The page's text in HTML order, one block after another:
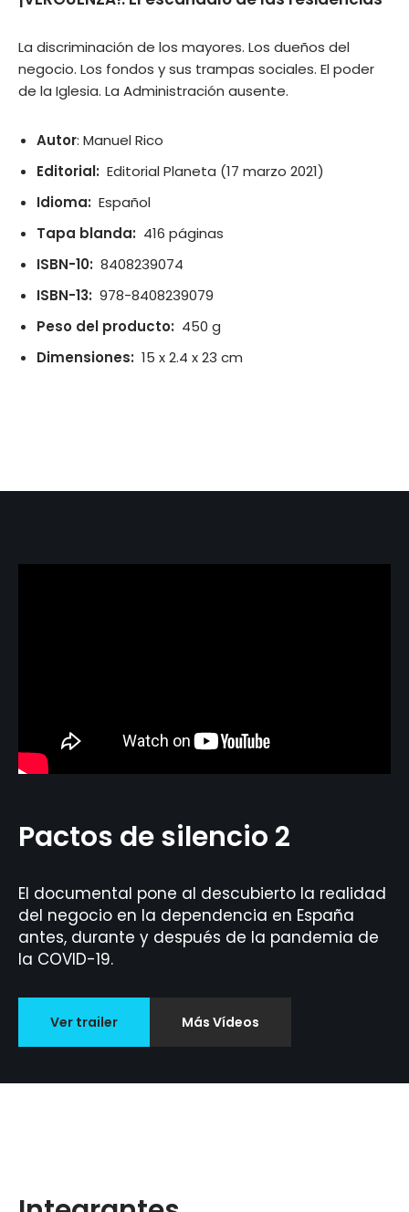
La discriminación de los mayores. Los dueños del
negocio. Los fondos y sus trampas sociales. El poder
de la Iglesia. La Administración ausente.
Autor: Manuel Rico
Editorial: ‎ Editorial Planeta (17 marzo 2021)
Idioma: ‎ Español
Tapa blanda: ‎ 416 páginas
ISBN-10: ‎ 8408239074
ISBN-13: ‎ 978-8408239079
Peso del producto: ‎ 450 g
Dimensiones: ‎ 15 x 2.4 x 23 cm
Pactos de silencio 2
El documental pone al descubierto la realidad
del negocio en la dependencia en España
antes, durante y después de la pandemia de
la COVID-19.
Ver trailer Más Vídeos